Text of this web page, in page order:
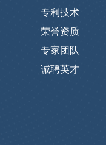
专利技术
荣誉资质
专家团队
诚聘英才